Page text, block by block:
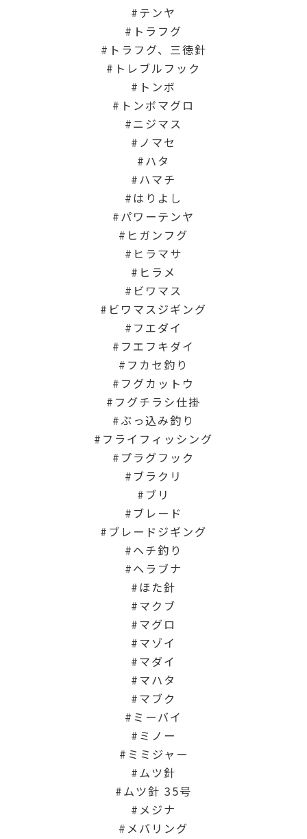
テンヤ
トラフグ
トラフグ、三徳針
トレブルフック
トンボ
トンボマグロ
ニジマス
ノマセ
ハタ
ハマチ
はりよし
パワーテンヤ
ヒガンフグ
ヒラマサ
ヒラメ
ビワマス
ビワマスジギング
フエダイ
フエフキダイ
フカセ釣り
フグカットウ
フグチラシ仕掛
ぶっ込み釣り
フライフィッシング
プラグフック
ブラクリ
ブリ
ブレード
ブレードジギング
ヘチ釣り
ヘラブナ
ほた針
マクブ
マグロ
マゾイ
マダイ
マハタ
マブク
ミーバイ
ミノー
ミミジャー
ムツ針
ムツ針 35号
メジナ
メバリング